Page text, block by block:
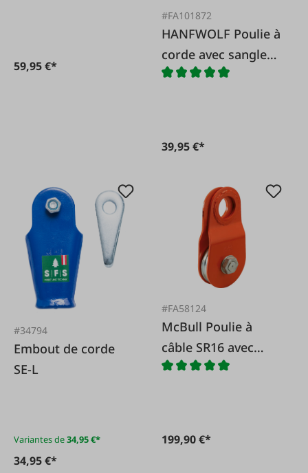
59,95 €*
#FA101872
HANFWOLF Poulie à
corde avec sangle
chaîne
39,95 €*
#34794
Embout de corde
SE-L
Variantes de34,95 €*
34,95 €*
#FA58124
McBull Poulie à
câble SR16 avec
plaques latérales
199,90 €*